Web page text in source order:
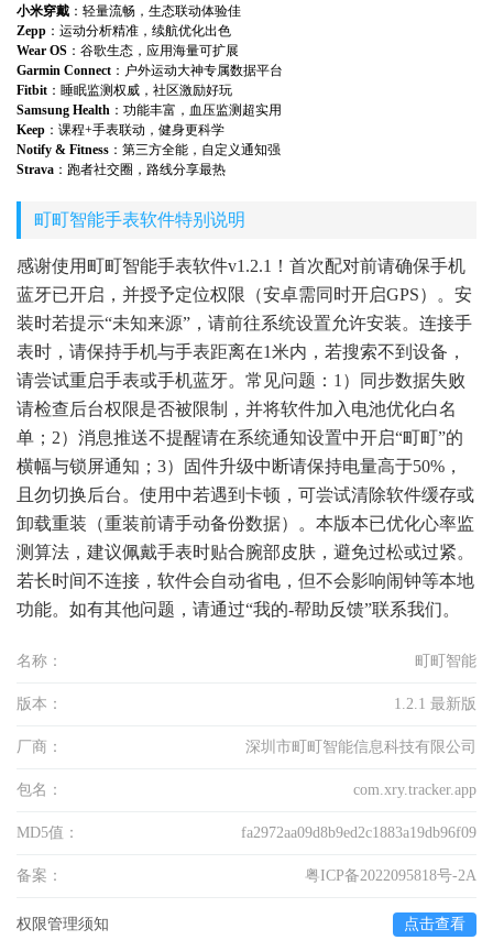
小米穿戴 ：轻量流畅，生态联动体验佳
Zepp ：运动分析精准，续航优化出色
Wear OS ：谷歌生态，应用海量可扩展
Garmin Connect ：户外运动大神专属数据平台
Fitbit ：睡眠监测权威，社区激励好玩
Samsung Health ：功能丰富，血压监测超实用
Keep ：课程+手表联动，健身更科学
Notify & Fitness ：第三方全能，自定义通知强
Strava ：跑者社交圈，路线分享最热
町町智能手表软件特别说明
感谢使用町町智能手表软件v1.2.1！首次配对前请确保手机
蓝牙已开启，并授予定位权限（安卓需同时开启GPS）。安
装时若提示“未知来源”，请前往系统设置允许安装。连接手
表时，请保持手机与手表距离在1米内，若搜索不到设备，
请尝试重启手表或手机蓝牙。常见问题：1）同步数据失败
请检查后台权限是否被限制，并将软件加入电池优化白名
单；2）消息推送不提醒请在系统通知设置中开启“町町”的
横幅与锁屏通知；3）固件升级中断请保持电量高于50%，
且勿切换后台。使用中若遇到卡顿，可尝试清除软件缓存或
卸载重装（重装前请手动备份数据）。本版本已优化心率监
测算法，建议佩戴手表时贴合腕部皮肤，避免过松或过紧。
若长时间不连接，软件会自动省电，但不会影响闹钟等本地
功能。如有其他问题，请通过“我的-帮助反馈”联系我们。
名称： 町町智能
版本： 1.2.1 最新版
厂商： 深圳市町町智能信息科技有限公司
包名： com.xry.tracker.app
MD5值： fa2972aa09d8b9ed2c1883a19db96f09
备案： 粤ICP备2022095818号-2A
权限管理须知 点击查看